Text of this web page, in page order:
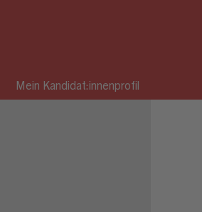
Mein Kandidat:innenprofil